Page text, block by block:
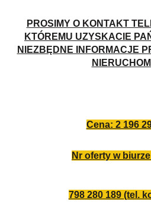
PROSIMY O KONTAKT
KTÓREMU UZYSKACIE
NIEZBĘDNE INFORMACJE
Cena: 2 196
Nr oferty w
798 280 189 (tel.